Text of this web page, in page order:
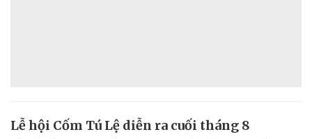
Lễ hội Cốm Tú Lệ diễn ra cuối tháng 8